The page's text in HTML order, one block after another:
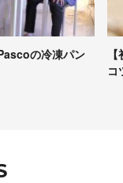
、かかる時間、